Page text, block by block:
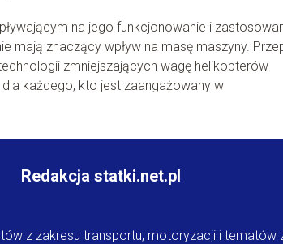
na jego funkcjonowanie i
mają znaczący wpływ na masę maszyny.
zmniejszających wagę helikopterów
każdego, kto jest zaangażowany w
Redakcja statki.net.pl
z zakresu transportu, motoryzacji i tematów